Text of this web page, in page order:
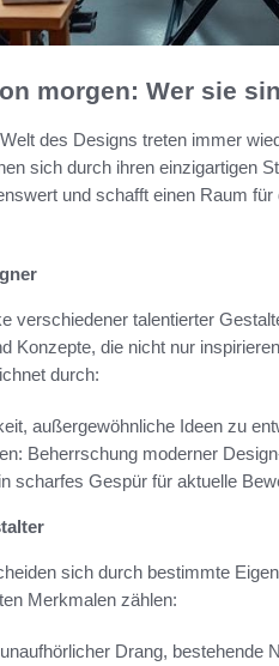
morgen: Wer sie
des Designs treten immer
sich durch ihren einzigartigen
und schafft einen Raum
verschiedener talentierter
Konzepte, die nicht nur
durch:
außergewöhnliche Ideen zu
Beherrschung moderner
scharfes Gespür für aktuelle
sich durch bestimmte
Merkmalen zählen:
Drang, bestehende